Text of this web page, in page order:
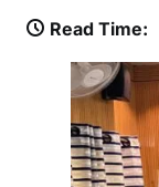
Read Time: